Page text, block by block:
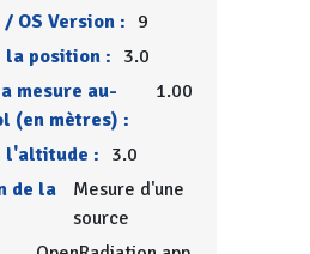
OS Version : 9
la position : 3.0
mesure au-
(en mètres) :
1.00
l'altitude :
3.0
de la
Mesure d'une
source